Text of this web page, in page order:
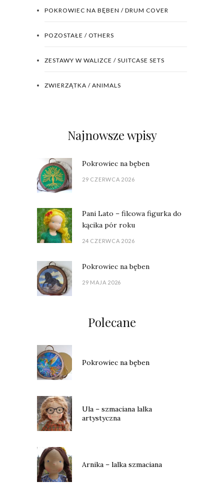
POKROWIEC NA BĘBEN / DRUM COVER
POZOSTAŁE / OTHERS
ZESTAWY W WALIZCE / SUITCASE SETS
ZWIERZĄTKA / ANIMALS
Najnowsze wpisy
Pokrowiec na bęben
29 CZERWCA 2026
Pani Lato – filcowa figurka do
kącika pór roku
24 CZERWCA 2026
Pokrowiec na bęben
29 MAJA 2026
Polecane
Pokrowiec na bęben
Ula – szmaciana lalka
artystyczna
Arnika – lalka szmaciana